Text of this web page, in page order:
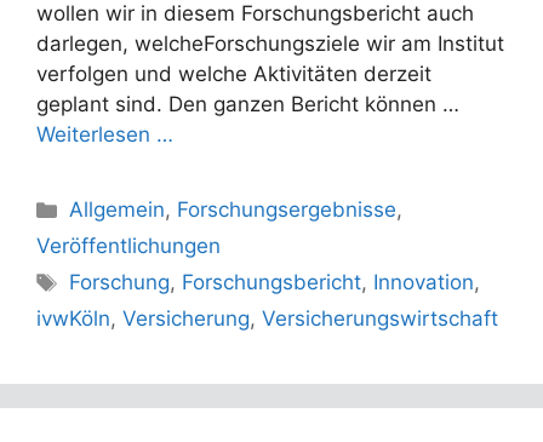
wollen wir in diesem Forschungsbericht auch
darlegen, welcheForschungsziele wir am Institut
verfolgen und welche Aktivitäten derzeit
geplant sind. Den ganzen Bericht können …
Weiterlesen …
Kategorien
Allgemein, Forschungsergebnisse,
Veröffentlichungen
Schlagwörter
Forschung, Forschungsbericht, Innovation,
ivwKöln, Versicherung, Versicherungswirtschaft